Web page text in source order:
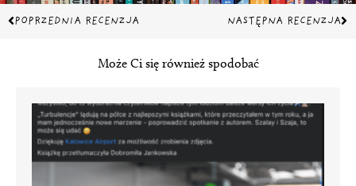
Prev
POPRZEDNIA RECENZJA NASTĘPNA RECENZJA
Może Ci się również spodobać